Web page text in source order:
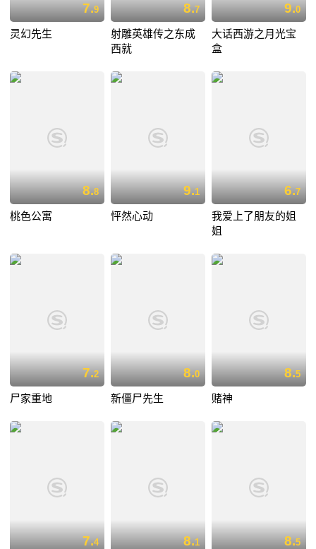
7.9
灵幻先生
8.7
射雕英雄传之东成
西就
9.0
大话西游之月光宝
盒
8.8
桃色公寓
9.1
怦然心动
6.7
我爱上了朋友的姐
姐
7.2
尸家重地
8.0
新僵尸先生
8.5
赌神
7.4 8.1 8.5